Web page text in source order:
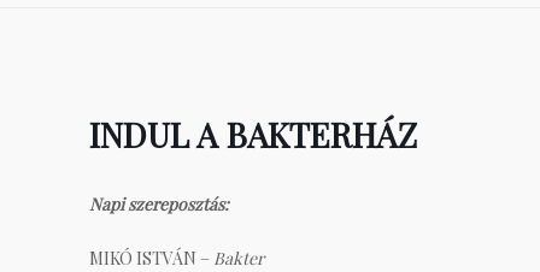
INDUL A BAKTERHÁZ
Napi szereposztás:
MIKÓ ISTVÁN – Bakter